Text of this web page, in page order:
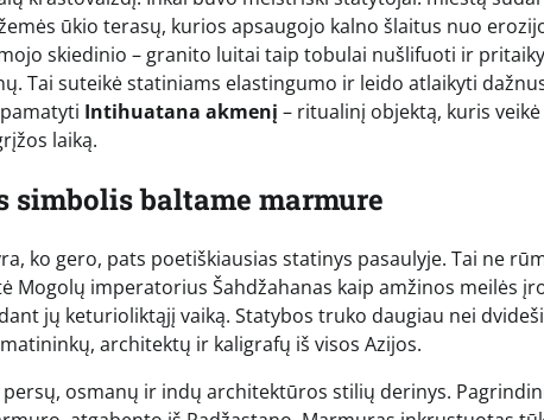
ūkio terasų, kurios apsaugojo kalno šlaitus nuo
skiedinio – granito luitai taip tobulai nušlifuoti ir
Tai suteikė statiniams elastingumo ir leido atlaikyti
Intihuatana akmenį – ritualinį objektą, kuris
laiką.
simbolis baltame marmure
ko gero, pats poetiškiausias statinys pasaulyje. Tai ne
Mogolų imperatorius Šahdžahanas kaip amžinos meilės
jų keturioliktąjį vaiką. Statybos truko daugiau nei
architektų ir kaligrafų iš visos Azijos.
osmanų ir indų architektūros stilių derinys.